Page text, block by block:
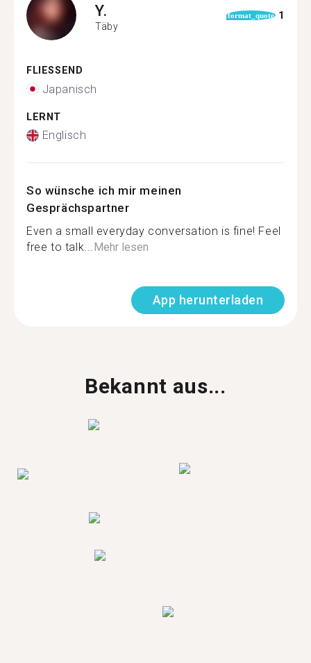
Y.
Täby
format_quote 1
FLIESSEND
Japanisch
LERNT
Englisch
So wünsche ich mir meinen
Gesprächspartner
Even a small everyday conversation is fine! Feel
free to talk...Mehr lesen
App herunterladen
Bekannt aus...